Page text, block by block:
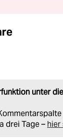
unter
drei Tage – hier